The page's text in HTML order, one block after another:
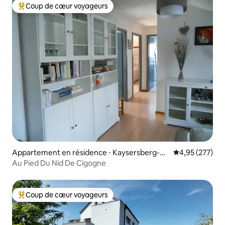
Coups de cœur voyageurs les plus appréciés
Coup de cœur voyageurs
Appartement en résidence ⋅ Kaysersberg-Vi
gnoble
Évaluation
4,95 (277)
Au Pied Du Nid De Cigogne
Coups de cœur voyageurs les plus appréciés
Coup de cœur voyageurs